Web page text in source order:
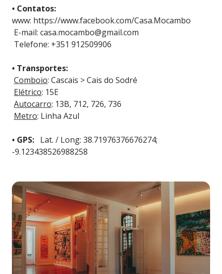
• Contatos:
www: https://www.facebook.com/Casa.Mocambo
E-mail: casa.mocambo@gmail.com
Telefone: +351 912509906
• Transportes:
Comboio: Cascais > Cais do Sodré
Elétrico: 15E
Autocarro: 13B, 712, 726, 736
Metro: Linha Azul
• GPS: Lat. / Long: 38.71976376676274;
-9.123438526988258